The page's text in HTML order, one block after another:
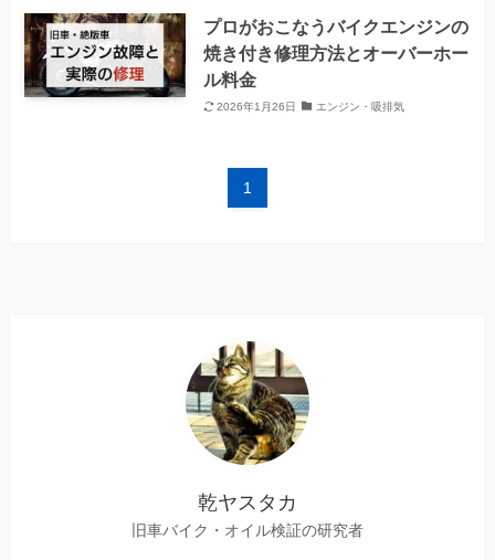
プロがおこなうバイクエンジンの
焼き付き修理方法とオーバーホー
ル料金
2026年1月26日 エンジン・吸排気
1
乾ヤスタカ
旧車バイク・オイル検証の研究者